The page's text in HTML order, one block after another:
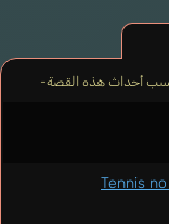
حسب أحداث هذه القصة-
Tennis